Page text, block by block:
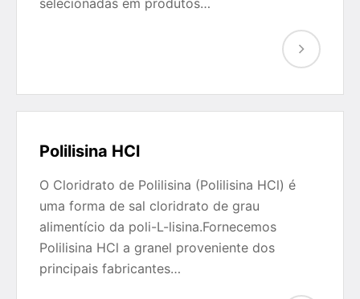
selecionadas em produtos…
Polilisina HCl
O Cloridrato de Polilisina (Polilisina HCl) é
uma forma de sal cloridrato de grau
alimentício da poli-L-lisina.Fornecemos
Polilisina HCl a granel proveniente dos
principais fabricantes…